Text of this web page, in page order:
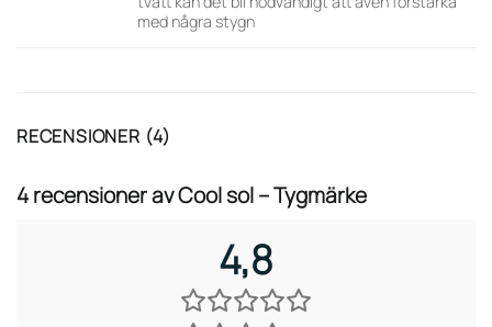
med några stygn
RECENSIONER (4)
4 recensioner avCool sol – Tygmärke
4,8